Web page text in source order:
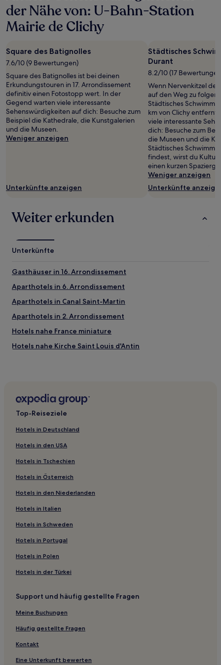
der Nähe von: U-Bahn-Station
Mairie de Clichy
Square des Batignolles
7.6/10 (9 Bewertungen)
Square des Batignolles ist bei deinen
Erkundungstouren in 17. Arrondissement
definitiv einen Fotostopp wert. In der
Gegend warten viele interessante
Sehenswürdigkeiten auf dich: Besuche zum
Beispiel die Kathedrale, die Kunstgalerien
und die Museen.
Weniger anzeigen
Unterkünfte anzeigen
Städtisches
Durant
8.2/10 (17
Wenn Nervenkitzel
auf den Weg zu
Städtisches
km von Clichy
viele interessante
dich: Besuche zum
die Museen und die
Städtisches
findest, wirst du
einen kurzen
Weniger anzeigen
Unterkünfte
Weiter erkunden
Unterkünfte
Gasthäuser in 16. Arrondissement
Aparthotels in 6. Arrondissement
Aparthotels in Canal Saint-Martin
Aparthotels in 2. Arrondissement
Hotels nahe France miniature
Hotels nahe Kirche Saint Louis d'Antin
Hotels nahe Yves Saint Laurent Paris Museum
Hotels nahe U-Bahn-Station Porte de Saint-Ouen
Hotels nahe U-Bahn-Station Les Halles
Hotels nahe Boulogne Park
Courbevoie Hotels
Hotels nahe Gebäude der Guten Kinder
Hotels nahe Marché aux Puces de Saint-Ouen
Hotels nahe Collège de France
Hotels nahe Straßenbahnhaltestelle Honoré de Balzac
Hotels nahe Bahnhof Paris La Chapelle
Hotels nahe Bahnhof Saint-Denis
Hotels nahe Kirche Saint Augustin
Hotels nahe Espace Glisse Paris 18
Île-De-France: Hotels
Hotels nahe Bahnhof Paris Pereire-Levallois
Hotels nahe Straßenbahnhaltestelle Canal Saint-Denis
Paris Hotels
Top-Reiseziele
Hotels in Deutschland
Hotels in den USA
Hotels in Tschechien
Hotels in Österreich
Hotels in den Niederlanden
Hotels in Italien
Hotels in Schweden
Hotels in Portugal
Hotels in Polen
Hotels in der Türkei
Support und häufig gestellte Fragen
Meine Buchungen
Häufig gestellte Fragen
Kontakt
Eine Unterkunft bewerten